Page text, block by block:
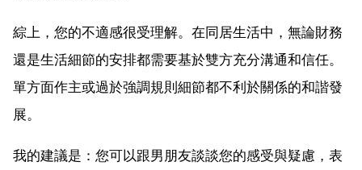
綜上，您的不適感很受理解。在同居生活中，無論財務
還是生活細節的安排都需要基於雙方充分溝通和信任。
單方面作主或過於強調規則細節都不利於關係的和諧發
展。
我的建議是：您可以跟男朋友談談您的感受與疑慮，表